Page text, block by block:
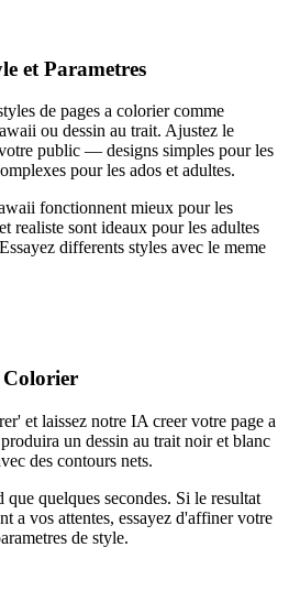
et Parametres
de pages a colorier comme
ou dessin au trait. Ajustez le
public — designs simples pour les
pour les ados et adultes.
fonctionnent mieux pour les
realiste sont ideaux pour les adultes
differents styles avec le meme
Colorier
et laissez notre IA creer votre page a
un dessin au trait noir et blanc
des contours nets.
quelques secondes. Si le resultat
a vos attentes, essayez d'affiner votre
de style.